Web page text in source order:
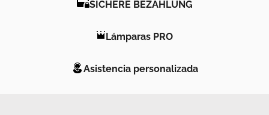
SICHERE BEZAHLUNG
Lámparas PRO
Asistencia personalizada